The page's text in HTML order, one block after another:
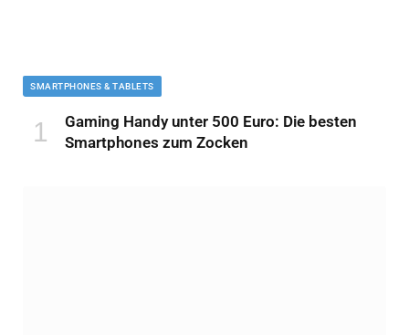
SMARTPHONES & TABLETS
Gaming Handy unter 500 Euro: Die besten
Smartphones zum Zocken